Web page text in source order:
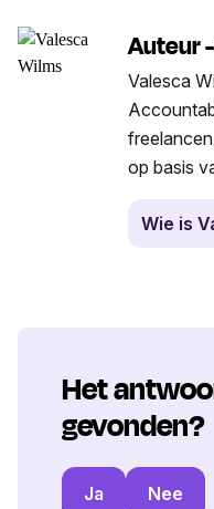
Auteur
Valesca
op basis
Wie is
Het
gevonden?
Ja Nee